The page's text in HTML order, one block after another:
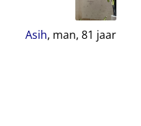
Asih, man, 81 jaar